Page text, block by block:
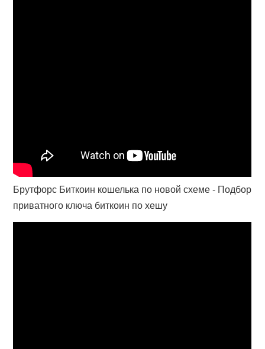
Брутфорс Биткоин кошелька по новой схеме - Подбор
приватного ключа биткоин по хешу